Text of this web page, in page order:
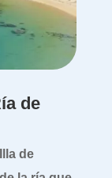
de
de